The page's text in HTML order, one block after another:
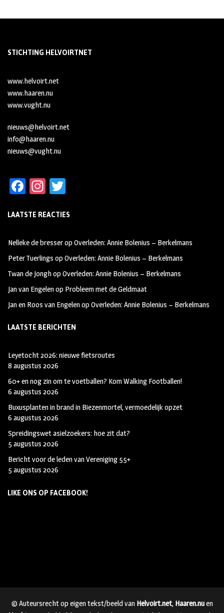
STICHTING HELVOIRTNET
www.helvoirt.net
www.haaren.nu
www.vught.nu
nieuws@helvoirt.net
info@haaren.nu
nieuws@vught.nu
Fa
b
oo
k
In
ag
m
tt
LAATSTE REACTIES
Nelleke de bresseropOverleden: Annie Bolenius – Berkelmans
Peter Tuerlings opOverleden: Annie Bolenius – Berkelmans
Twan de JonghopOverleden: Annie Bolenius – Berkelmans
Jan van Engelenop Probleem met de Geldmaat
Jan en Roos van EngelenopOverleden: Annie Bolenius – Berkelmans
LAATSTE BERICHTEN
Leyetocht 2026: nieuwe fietsroutes
8 augustus 2026
60+ en nog zin om te voetballen? Kom Walking Footballen!
6 augustus 2026
Buxusplanten in brand in Biezenmortel, vermoedelijk opzet
6 augustus 2026
Spreidingswet asielzoekers: hoe zit dat?
5 augustus 2026
Bericht voor de leden van Vereniging 55+
5 augustus 2026
LIKE ONS OP FACEBOOK!
© Auteursrecht op eigen tekst/beeld van Helvoirt.net, Haaren.nuen